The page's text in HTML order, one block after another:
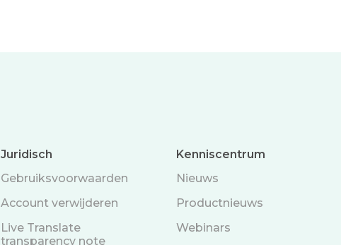
Juridisch
Gebruiksvoorwaarden
Account verwijderen
Live Translate
transparency note
Kenniscentrum
Nieuws
Productnieuws
Webinars